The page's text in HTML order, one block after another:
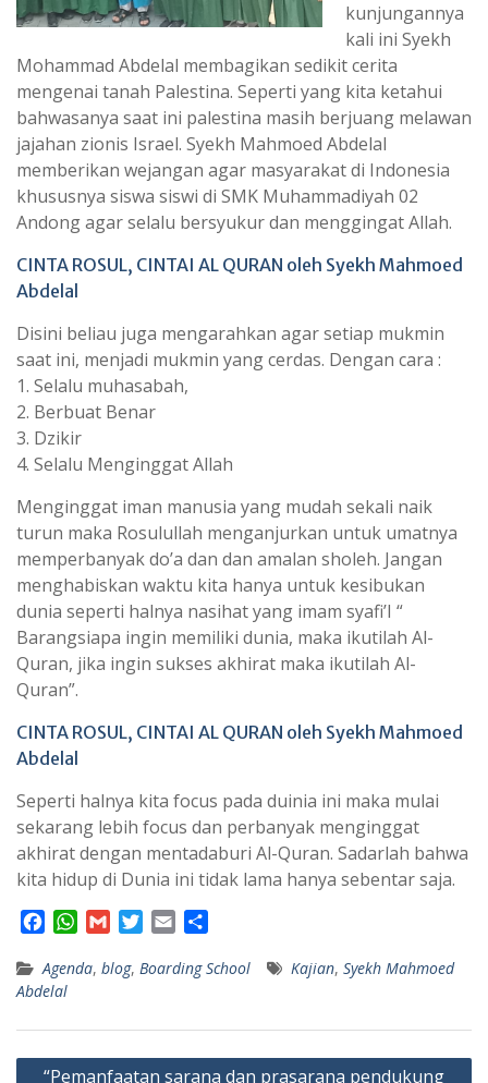
kunjungannya
kali ini Syekh
Mohammad Abdelal membagikan sedikit cerita
mengenai tanah Palestina. Seperti yang kita ketahui
bahwasanya saat ini palestina masih berjuang melawan
jajahan zionis Israel. Syekh Mahmoed Abdelal
memberikan wejangan agar masyarakat di Indonesia
khususnya siswa siswi di SMK Muhammadiyah 02
Andong agar selalu bersyukur dan menggingat Allah.
CINTA ROSUL, CINTAI AL QURAN oleh Syekh Mahmoed
Abdelal
Disini beliau juga mengarahkan agar setiap mukmin
saat ini, menjadi mukmin yang cerdas. Dengan cara :
1. Selalu muhasabah,
2. Berbuat Benar
3. Dzikir
4. Selalu Menginggat Allah
Menginggat iman manusia yang mudah sekali naik
turun maka Rosulullah menganjurkan untuk umatnya
memperbanyak do’a dan dan amalan sholeh. Jangan
menghabiskan waktu kita hanya untuk kesibukan
dunia seperti halnya nasihat yang imam syafi’I “
Barangsiapa ingin memiliki dunia, maka ikutilah Al-
Quran, jika ingin sukses akhirat maka ikutilah Al-
Quran”.
CINTA ROSUL, CINTAI AL QURAN oleh Syekh Mahmoed
Abdelal
Seperti halnya kita focus pada duinia ini maka mulai
sekarang lebih focus dan perbanyak menginggat
akhirat dengan mentadaburi Al-Quran. Sadarlah bahwa
kita hidup di Dunia ini tidak lama hanya sebentar saja.
c
e
o
W
a
p
a
i
r
a
a
Agenda, blog, Boarding School Kajian, Syekh Mahmoed
Abdelal
Navigasi
“Pemanfaatan sarana dan prasarana pendukung